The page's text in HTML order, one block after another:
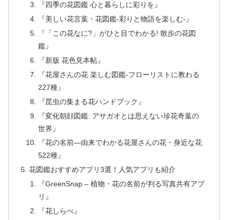
『四季の花図鑑 心と暮らしに彩りを』
『美しい花言葉・花図鑑‐彩りと物語を楽しむ‐』
『「この花なに?」がひと目でわかる! 散歩の花図
鑑』
『新版 花色見本帖』
『花屋さんの花 楽しむ図鑑-フローリストに教わる
227種』
『昆虫の集まる花ハンドブック』
『変化朝顔図鑑: アサガオとは思えない珍花奇葉の
世界』
『花の名前―由来でわかる花屋さんの花・身近な花
522種』
花図鑑おすすめアプリ3選！人気アプリも紹介
『GreenSnap – 植物・花の名前が判る写真共有アプ
リ』
『花しらべ』